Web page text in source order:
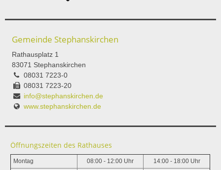
Gemeinde Stephanskirchen
Rathausplatz 1
83071 Stephanskirchen
08031 7223-0
08031 7223-20
info@stephanskirchen.de
www.stephanskirchen.de
Öffnungszeiten des Rathauses
Montag 08:00 - 12:00 Uhr 14:00 - 18:00 Uhr